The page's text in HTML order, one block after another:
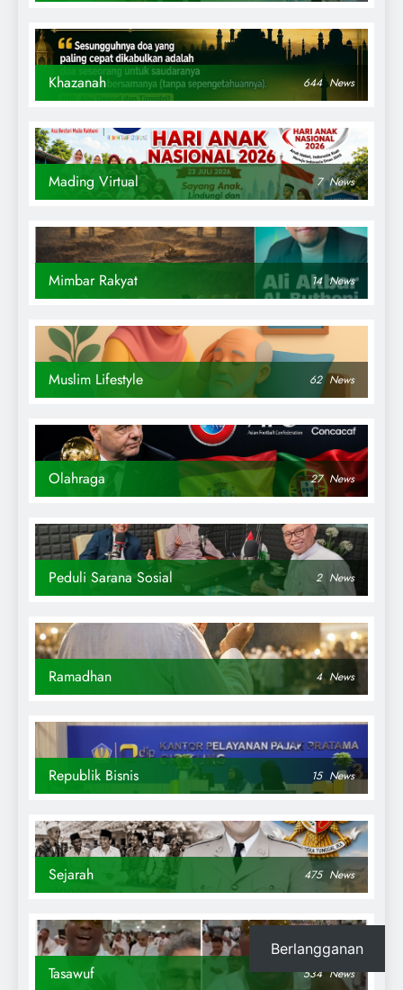
Khazanah 644 News
Mading Virtual 7 News
Mimbar Rakyat 14 News
Muslim Lifestyle 62 News
Olahraga 27 News
Peduli Sarana Sosial 2 News
Ramadhan 4 News
Republik Bisnis 15 News
Sejarah 475 News
Tasawuf 534 News
Berlangganan